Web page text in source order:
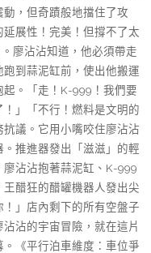
，但奇蹟般地擋住了攻
展性！完美！但撐不了太
廖沾沾知道，他必須帶走
到蒜泥缸前，使出他搬運
。「走！K-999！我們要
」「不行！燃料是文明的
議。它用小嘴咬住廖沾沾
推進器發出「滋滋」的輕
沾沾抱著蒜泥缸、K-999
醋狂的醋罐機器人發出尖
」店內剩下的所有空盤子
沾的宇宙冒險，就在這片
《平行泊車維度：車位爭